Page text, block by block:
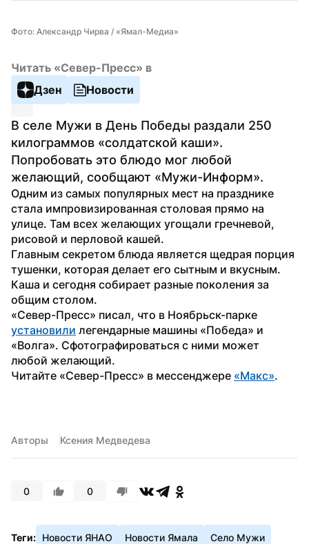
Фото: Александр Чирва / «Ямал-Медиа»
Читать «Север-Пресс» в
Дзен
Новости
В селе Мужи в День Победы раздали 250
килограммов «солдатской каши».
Попробовать это блюдо мог любой
желающий, сообщают «Мужи-Информ».
Одним из самых популярных мест на празднике
стала импровизированная столовая прямо на
улице. Там всех желающих угощали гречневой,
рисовой и перловой кашей.
Главным секретом блюда является щедрая порция
тушенки, которая делает его сытным и вкусным.
Каша и сегодня собирает разные поколения за
общим столом.
установили легендарные машины «Победа» и
«Волга». Сфотографироваться с ними может
любой желающий.
Читайте «Север-Пресс» в мессенджере «Макс».
Авторы Ксения Медведева
0 0
Теги: Новости ЯНАО Новости Ямала Село Мужи